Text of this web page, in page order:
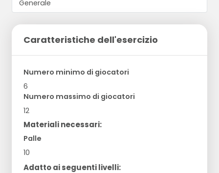
Caratteristiche dell'esercizio
Numero minimo di giocatori
6
Numero massimo di giocatori
12
Materiali necessari:
Palle
10
Adatto ai seguenti livelli: